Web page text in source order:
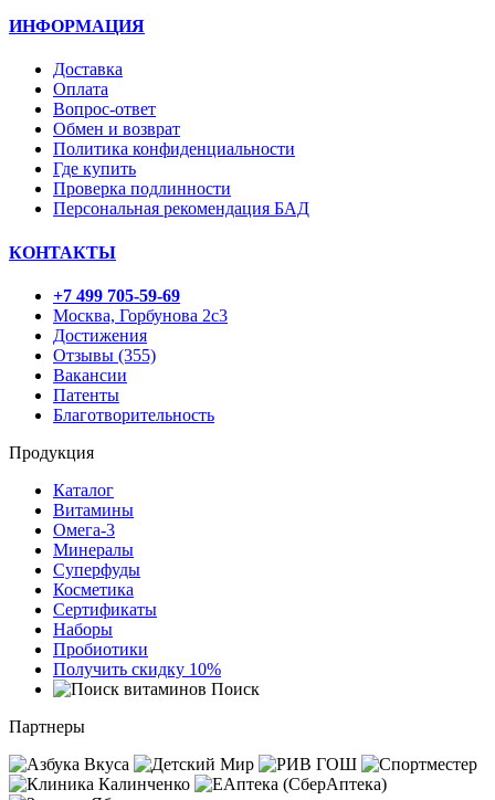
ИНФОРМАЦИЯ
Доставка
Оплата
Вопрос-ответ
Обмен и возврат
Политика конфиденциальности
Где купить
Проверка подлинности
Персональная рекомендация БАД
КОНТАКТЫ
+7 499 705-59-69
Москва, Горбунова 2с3
Достижения
Отзывы (355)
Вакансии
Патенты
Благотворительность
Продукция
Каталог
Витамины
Омега-3
Минералы
Суперфуды
Косметика
Сертификаты
Наборы
Пробиотики
Получить скидку 10%
Поиск
Партнеры